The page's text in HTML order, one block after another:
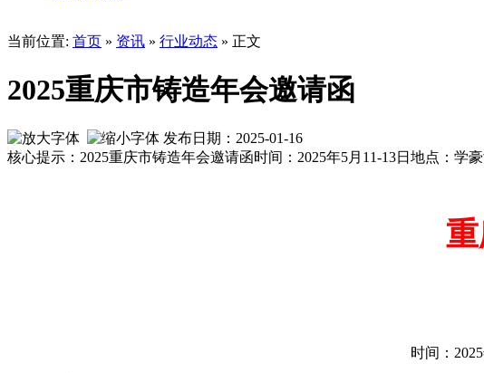
当前位置: 首页 » 资讯 » 行业动态 » 正文
2025重庆市铸造年会邀请函
发布日期：2025-01-16
核心提示：2025重庆市铸造年会邀请函时间：2025年5月11-13日地点：
时间：